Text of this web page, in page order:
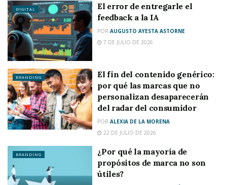
DIGITAL
El error de entregarle el
feedback a la IA
POR AUGUSTO AYESTA ASTORNE
7 DE JULIO DE 2026
BRANDING
El fin del contenido genérico:
por qué las marcas que no
personalizan desaparecerán
del radar del consumidor
POR ALEXIA DE LA MORENA
22 DE JULIO DE 2026
BRANDING
¿Por qué la mayoría de
propósitos de marca no son
útiles?